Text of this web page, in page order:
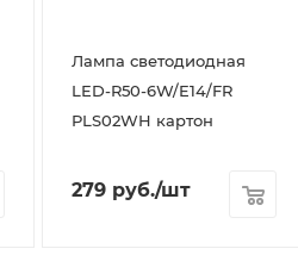
Лампа светодиодная
LED-R50-6W/E14/FR
PLS02WH картон
279 руб./шт